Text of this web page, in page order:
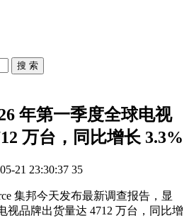
搜 索
年第一季度全球电视
万台，同比增长 3.3%
21 23:30:37 35
集邦今天发布最新调查报告，显
视品牌出货量达 4712 万台，同比增